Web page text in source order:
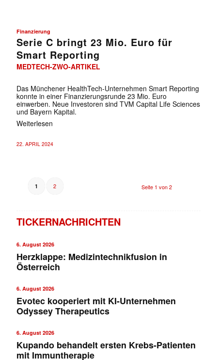
Finanzierung
Serie C bringt 23 Mio. Euro für
Smart Reporting
MEDTECH-ZWO-ARTIKEL
Das Münchener HealthTech-Unternehmen Smart Reporting
konnte in einer Finanzierungsrunde 23 Mio. Euro
einwerben. Neue Investoren sind TVM Capital Life Sciences
und Bayern Kapital.
Weiterlesen
22. APRIL 2024
Seite 1 von 2
1 2
TICKERNACHRICHTEN
6. August 2026
Herzklappe: Medizintechnikfusion in
Österreich
6. August 2026
Evotec kooperiert mit KI-Unternehmen
Odyssey Therapeutics
6. August 2026
Kupando behandelt ersten Krebs-Patienten
mit Immuntherapie